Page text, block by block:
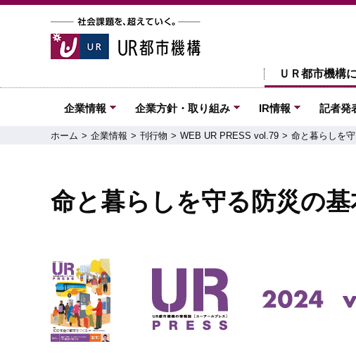
ＵＲ都市機構
企業情報 企業方針・取り組み IR情報 記者発
ホーム 企業情報 刊行物 WEB UR PRESS vol.79 命と暮らしを
命と暮らしを守る防災の基